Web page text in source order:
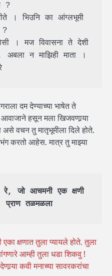
?
। भिउनि का आंग्लभूमी
। मज विवासना ते देशी
न माझिही माता ।
दम देण्याच्या भाषेत ते
हसून मला खिजवणार्‍या
असे वचन तु मातृभूमीला दिले होते.
करतो आहेस. मात्र तु माझ्या
जो आचमनी एक क्षणी
प्राण तळमळला
क्षणात तुला प्यायले होते. तुला
आम्ही तुला धडा शिकवु !
कवी मनाच्या सावरकरांचा